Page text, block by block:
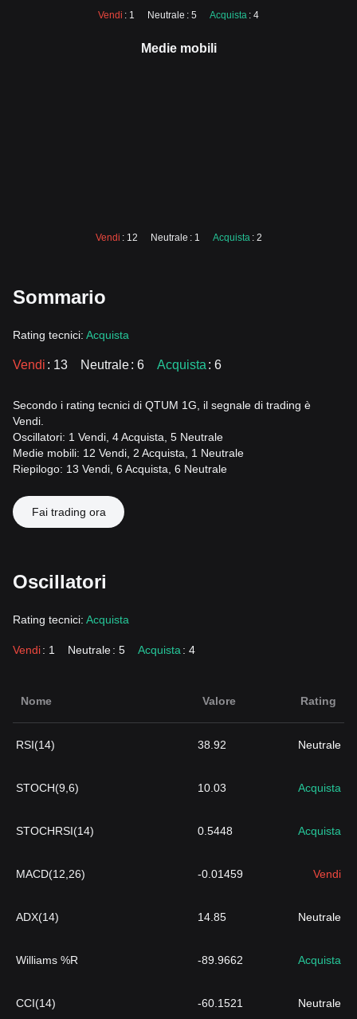
Vendi : 1 Neutrale : 5 Acquista : 4
Medie mobili
Vendi : 12 Neutrale : 1 Acquista : 2
Sommario
Rating tecnici: Acquista
Vendi : 13 Neutrale: 6 Acquista : 6
Secondo i rating tecnici di QTUM 1G, il segnale di trading è
Vendi.
Oscillatori: 1 Vendi, 4 Acquista, 5 Neutrale
Medie mobili: 12 Vendi, 2 Acquista, 1 Neutrale
Riepilogo: 13 Vendi, 6 Acquista, 6 Neutrale
Fai trading ora
Oscillatori
Rating tecnici: Acquista
Vendi: 1 Neutrale: 5 Acquista : 4
Nome Valore Rating
RSI(14) 38.92 Neutrale
STOCH(9,6) 10.03 Acquista
STOCHRSI(14) 0.5448 Acquista
MACD(12,26) -0.01459 Vendi
ADX(14) 14.85 Neutrale
Williams %R -89.9662 Acquista
CCI(14) -60.1521 Neutrale